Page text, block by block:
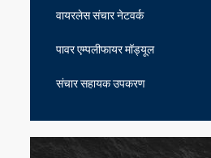
वायरलेस संचार नेटवर्क
पावर एम्पलीफायर मॉड्यूल
संचार सहायक उपकरण